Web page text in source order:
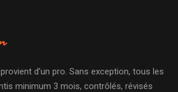
d’un pro. Sans exception, tous les
minimum 3 mois, contrôlés, révisés